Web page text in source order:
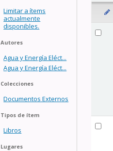
Limitar a ítems
actualmente
disponibles.
Autores
Agua y Energía Eléct...
Agua y Energía Eléct...
Colecciones
Documentos Externos
Tipos de ítem
Libros
Lugares